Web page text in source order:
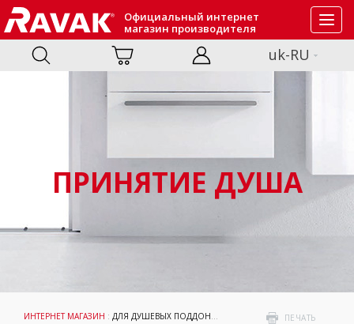
Официальный интернет
магазин производителя
uk-RU
ПРИНЯТИЕ ДУША
ПЕЧАТЬ
ИНТЕРНЕТ МАГАЗИН : ДЛЯ ДУШЕВЫХ ПОДДОНОВ АКСЕССУАРЫ : ОПОРА SABINA